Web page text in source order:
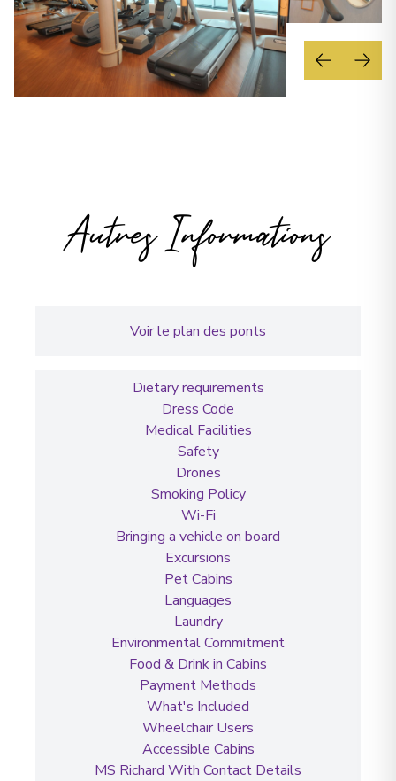
33 Bergen
Norway
19/12/2027 14:45
Autres Informations
Voir le plan des ponts
Dietary requirements
Dress Code
Medical Facilities
Safety
Drones
Smoking Policy
Wi-Fi
Bringing a vehicle on board
Excursions
Pet Cabins
Languages
Laundry
Environmental Commitment
Food & Drink in Cabins
Payment Methods
What's Included
Wheelchair Users
Accessible Cabins
MS Richard With Contact Details